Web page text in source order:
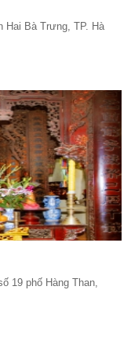
Hai Bà Trưng, TP. Hà
19 phố Hàng Than,